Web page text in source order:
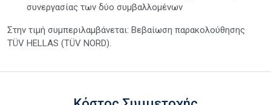
συνεργασίας των δύο συμβαλλομένων
Στην τιμή συμπεριλαμβάνεται: Βεβαίωση παρακολούθησης
TÜV HELLAS (TÜV NORD).